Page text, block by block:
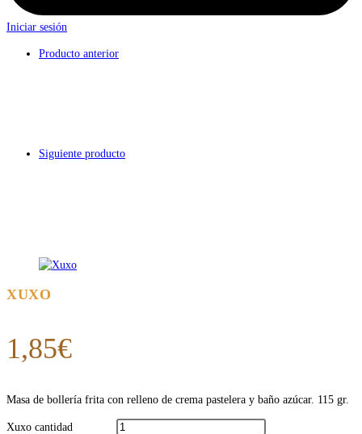
Iniciar sesión
Producto anterior
Siguiente producto
XUXO
1,85€
Masa de bollería frita con relleno de crema pastelera y baño azúcar. 115 gr.
Xuxo cantidad